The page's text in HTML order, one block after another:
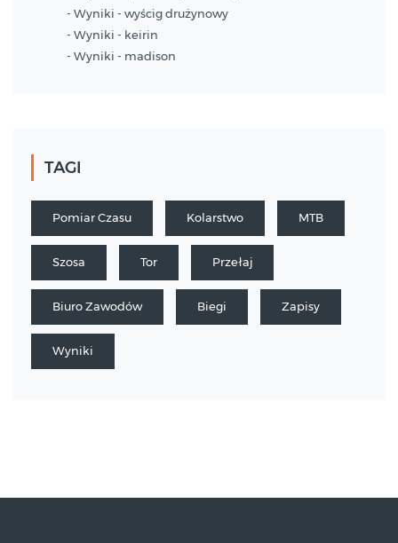
- Wyniki - wyścig drużynowy
- Wyniki - keirin
- Wyniki - madison
TAGI
Pomiar Czasu Kolarstwo MTB
Szosa Tor Przełaj
Biuro Zawodów Biegi Zapisy
Wyniki